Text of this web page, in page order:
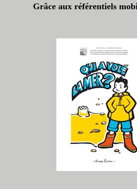
Grâce aux référentiels